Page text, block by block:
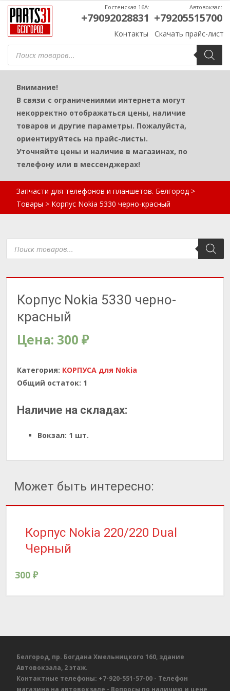
Поиск
товаров
Контакты Скачать прайс-лист
Гостенская 16А:
+79092028831
Автовокзал:
+79205515700
Внимание!
В связи с ограничениями интернета могут
некорректно отображаться цены, наличие
товаров и другие параметры. Пожалуйста,
ориентируйтесь на прайс-листы.
Уточняйте цены и наличие в магазинах, по
телефону или в мессенджерах!
Запчасти для телефонов и планшетов. Белгород >
Товары > Корпус Nokia 5330 черно-красный
Поиск
товаров
Корпус Nokia 5330 черно-
красный
Цена: 300 ₽
Категория: КОРПУСА для Nokia
Общий остаток: 1
Наличие на складах:
Вокзал: 1 шт.
Может быть интересно:
Корпус Nokia 220/220 Dual
Черный
300 ₽
Белгород, пр. Богдана Хмельницкого 160, здание
Автовокзала, 2 этаж.
Контактные телефоны: +7-920-551-57-00 - Телефон